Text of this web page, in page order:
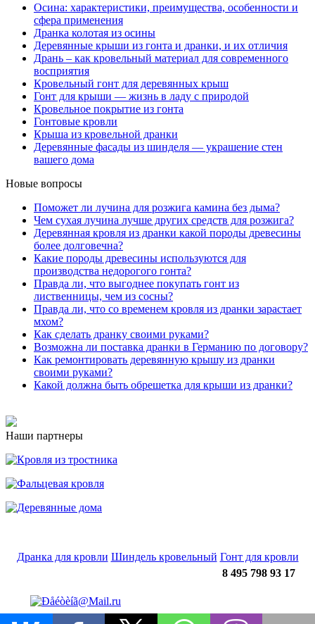
Осина: характеристики, преимущества, особенности и
сфера применения
Дранка колотая из осины
Деревянные крыши из гонта и дранки, и их отличия
Дрань – как кровельный материал для современного
восприятия
Кровельный гонт для деревянных крыш
Гонт для крыши — жизнь в ладу с природой
Кровельное покрытие из гонта
Гонтовые кровли
Крыша из кровельной дранки
Деревянные фасады из шинделя — украшение стен
вашего дома
Новые вопросы
Поможет ли лучина для розжига камина без дыма?
Чем сухая лучина лучше других средств для розжига?
Деревянная кровля из дранки какой породы древесины
более долговечна?
Какие породы древесины используются для
производства недорогого гонта?
Правда ли, что выгоднее покупать гонт из
лиственницы, чем из сосны?
Правда ли, что со временем кровля из дранки зарастает
мхом?
Как сделать дранку своими руками?
Возможна ли поставка дранки в Германию по договору?
Как ремонтировать деревянную крышу из дранки
своими руками?
Какой должна быть обрешетка для крыши из дранки?
Наши партнеры
Дранка для кровли Шиндель кровельный Гонт для кровли
8 495 798 93 17